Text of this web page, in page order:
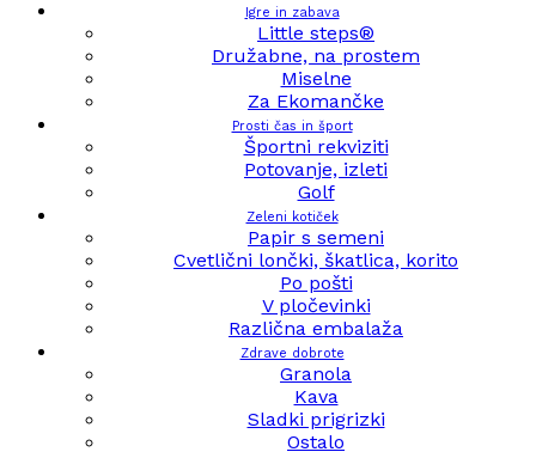
Igre in zabava
Little steps®
Družabne, na prostem
Miselne
Za Ekomančke
Prosti čas in šport
Športni rekviziti
Potovanje, izleti
Golf
Zeleni kotiček
Papir s semeni
Cvetlični lončki, škatlica, korito
Po pošti
V pločevinki
Različna embalaža
Zdrave dobrote
Granola
Kava
Sladki prigrizki
Ostalo